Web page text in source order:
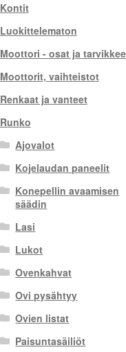
Kontit
Luokittelematon
Moottori - osat ja
Moottorit, vaihteistot
Renkaat ja vanteet
Runko
Ajovalot
Kojelaudan paneelit
Konepellin avaamisen
säädin
Lasi
Lukot
Ovenkahvat
Ovi pysähtyy
Ovien listat
Paisuntasäiliöt